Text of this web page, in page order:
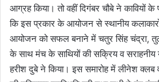
आग्रह किया। तो वहीं दिगंबर चौबे ने कावियों के
कि इस प्रकार के आयोजन से स्थानीय
आयोजन को सफल बनाने में चतुर सिंह चंद्रा,
के साथ मंच के साथियों की सक्रिय व
हरीश दुबे ने किया। इस समारोह में लीनेश क्लब